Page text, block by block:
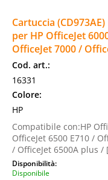
Cartuccia
per HP OfficeJet
OfficeJet 7000 /
Cod. art.:
16331
Colore:
HP
Compatibile con:HP
OfficeJet 6500 E710 /
/ OfficeJet 6500A plus /
Disponibilità:
Disponibile